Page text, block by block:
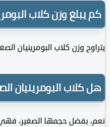
وزن كلاب
كلاب البومرينيان الصغيرة بين 2.5 إلى 4.5
البومرينيان
بفضل حجمها الصغير، فهي